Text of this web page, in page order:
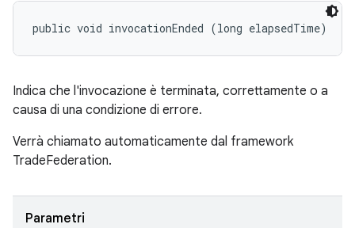
public void invocationEnded (long elapsedTime)
Indica che l'invocazione è terminata, correttamente o a
causa di una condizione di errore.
Verrà chiamato automaticamente dal framework
TradeFederation.
Parametri